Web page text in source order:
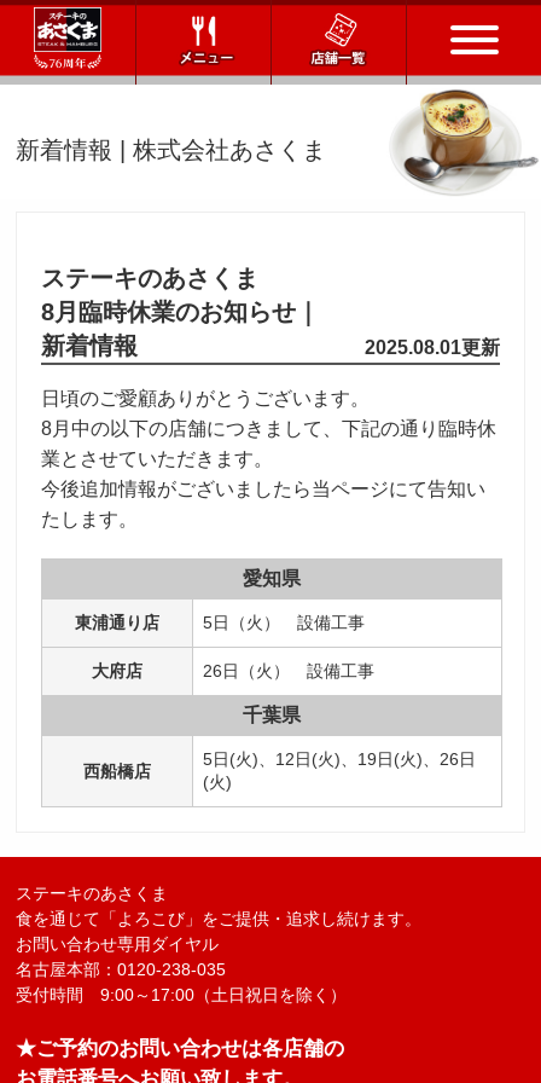
メニュー
会社情報
会社概要
IR情報
通販サイト
お問い合わせ
採用情報
新着情報 | 株式会社あさくま
ステーキのあさくま
8月臨時休業のお知らせ｜
新着情報
2025.08.01更新
日頃のご愛顧ありがとうございます。
8月中の以下の店舗につきまして、下記の通り臨時休
業とさせていただきます。
今後追加情報がございましたら当ページにて告知い
たします。
愛知県
東浦通り店 5日（火） 設備工事
大府店 26日（火） 設備工事
千葉県
西船橋店
5日(火)、12日(火)、19日(火)、26日
(火)
ステーキのあさくま
食を通じて「よろこび」をご提供・追求し続けます。
お問い合わせ専用ダイヤル
名古屋本部：0120-238-035
受付時間 9:00～17:00（土日祝日を除く）
★ご予約のお問い合わせは各店舗の